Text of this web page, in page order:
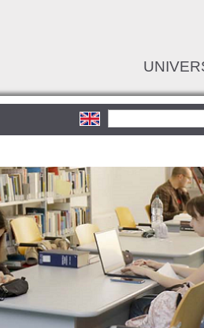
Form di